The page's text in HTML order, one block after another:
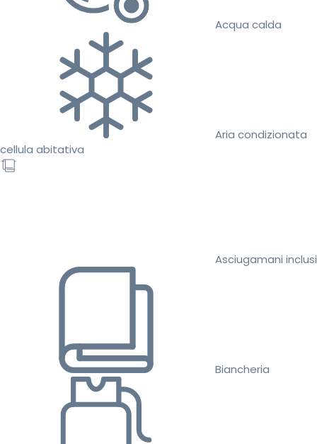
Acqua calda
Aria condizionata
cellula abitativa
Asciugamani inclusi
Biancheria